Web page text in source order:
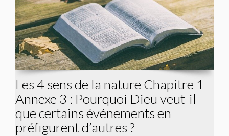
Les 4 sens de la nature Chapitre 1
Annexe 3 : Pourquoi Dieu veut-il
que certains événements en
préfigurent d’autres ?